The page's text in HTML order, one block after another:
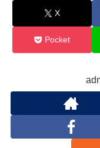
X
Pocket